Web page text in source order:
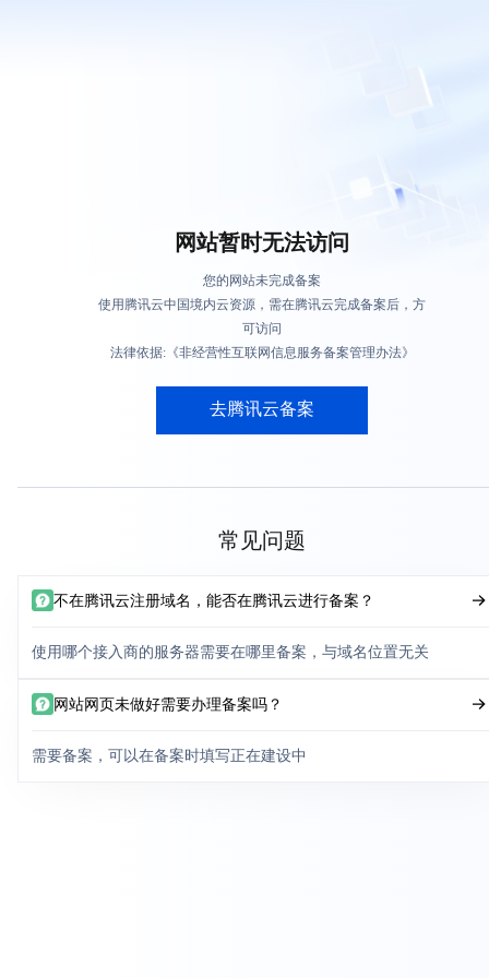
网站暂时无法访问
您的网站未完成备案
使用腾讯云中国境内云资源，需在腾讯云完成备案后，方
可访问
法律依据:《非经营性互联网信息服务备案管理办法》
去腾讯云备案
常见问题
不在腾讯云注册域名，能否在腾讯云进行备案？
使用哪个接入商的服务器需要在哪里备案，与域名位置无关
网站网页未做好需要办理备案吗？
需要备案，可以在备案时填写正在建设中